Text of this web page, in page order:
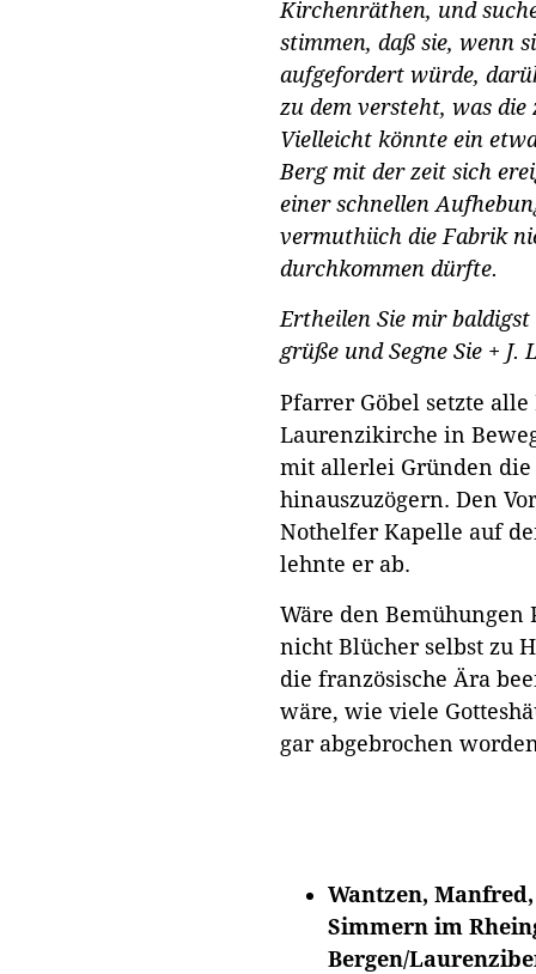
Kirchenräthen, und
stimmen, daß sie, wenn
aufgefordert würde,
zu dem versteht, was
Vielleicht könnte ein
Berg mit der zeit sich
einer schnellen
vermuthiich die Fabrik
durchkommen dürfte.
Ertheilen Sie mir
grüße und Segne Sie + J.
Pfarrer Göbel setzte
Laurenzikirche in
mit allerlei Gründen die
hinauszuzögern. Den
Nothelfer Kapelle auf
lehnte er ab.
Wäre den Bemühungen
nicht Blücher selbst zu
die französische Ära
wäre, wie viele
gar abgebrochen
Wantzen,
Simmern im
Bergen/